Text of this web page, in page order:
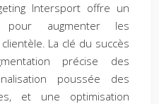
Intersport offre un
pour augmenter les
La clé du succès
précise des
poussée des
et une optimisation